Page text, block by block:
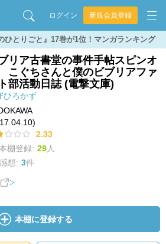
ログイン 新規会員登録
ひとりごと』17巻が1位！マンガランキング
リア古書堂の事件手帖スピンオ
こぐちさんと僕のビブリアファ
部活動日誌 (電撃文庫)
ひろかず
2.33
棚登録: 29人
感想: 3件
本棚に登録する